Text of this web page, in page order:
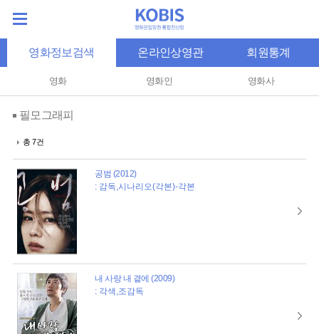
영화정보검색 온라인상영관 회원통계
영화 영화인 영화사
필모그래피
총 7건
공범 (2012)
: 감독,시나리오(각본)-각본
내 사랑 내 곁에 (2009)
: 각색,조감독